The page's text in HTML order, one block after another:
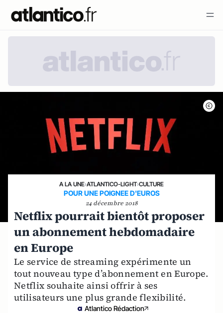
A LA UNE›ATLANTICO-LIGHT›CULTURE
POUR UNE POIGNEE D'EUROS
24 décembre 2018
Netflix pourrait bientôt proposer
un abonnement hebdomadaire
en Europe
Le service de streaming expérimente un
tout nouveau type d’abonnement en Europe.
Netflix souhaite ainsi offrir à ses
utilisateurs une plus grande flexibilité.
Atlantico Rédaction